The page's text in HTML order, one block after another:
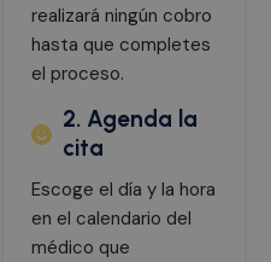
realizará ningún cobro
hasta que completes
el proceso.
2. Agenda la
cita
Escoge el día y la hora
en el calendario del
médico que